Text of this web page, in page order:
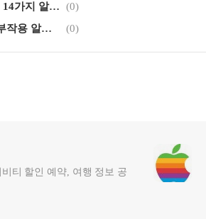
혈액순환에 좋은 음식 14가지 알아보기
(0)
미역 효능 12가지 및 부작용 알아보기
(0)
티 할인 예약, 여행 정보 공